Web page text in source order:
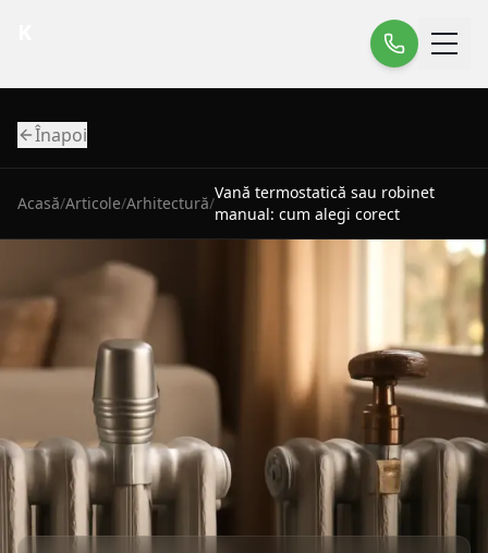
Înapoi
Acasă/Articole/Arhitectură/
Vană termostatică sau robinet
manual: cum alegi corect